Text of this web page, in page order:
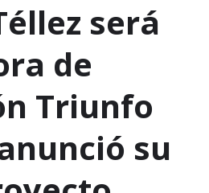
será
de
Triunfo
su